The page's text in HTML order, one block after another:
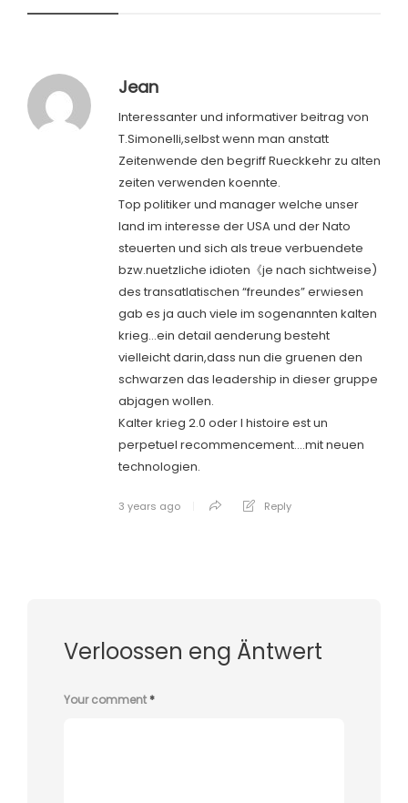
Jean
Interessanter und informativer beitrag von
T.Simonelli,selbst wenn man anstatt
Zeitenwende den begriff Rueckkehr zu alten
zeiten verwenden koennte.
Top politiker und manager welche unser
land im interesse der USA und der Nato
steuerten und sich als treue verbuendete
bzw.nuetzliche idioten《je nach sichtweise)
des transatlatischen “freundes” erwiesen
gab es ja auch viele im sogenannten kalten
krieg…ein detail aenderung besteht
vielleicht darin,dass nun die gruenen den
schwarzen das leadership in dieser gruppe
abjagen wollen.
Kalter krieg 2.0 oder l histoire est un
perpetuel recommencement….mit neuen
technologien.
3 years ago Reply
Verloossen eng Äntwert
Your comment*